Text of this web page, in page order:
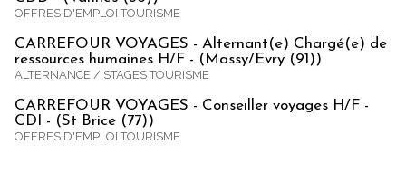
OFFRES D'EMPLOI TOURISME
CARREFOUR VOYAGES - Alternant(e) Chargé(e) de
ressources humaines H/F - (Massy/Evry (91))
ALTERNANCE / STAGES TOURISME
CARREFOUR VOYAGES - Conseiller voyages H/F -
CDI - (St Brice (77))
OFFRES D'EMPLOI TOURISME